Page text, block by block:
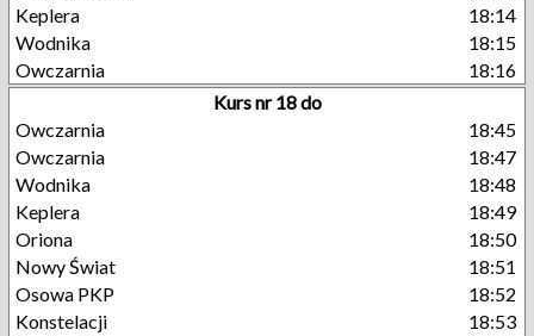
Keplera
18:14
Wodnika
18:15
Owczarnia
18:16
Kurs nr 18 do
Owczarnia
18:45
Owczarnia
18:47
Wodnika
18:48
Keplera
18:49
Oriona
18:50
Nowy Świat
18:51
Osowa PKP
18:52
Konstelacji
18:53